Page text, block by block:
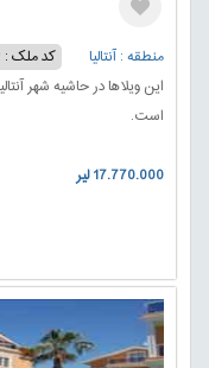
منطقه : آنتالیا
کد ملک : 622
این ویلاها در حاشیه شهر
است.
17.770.000 لیر